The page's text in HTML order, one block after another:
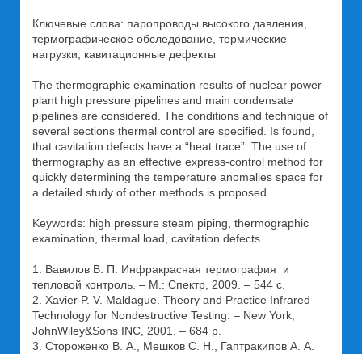
Ключевые слова: паропроводы высокого давления,
термографическое обследование, термические
нагрузки, кавитационные дефекты
The thermographic examination results of nuclear power
plant high pressure pipelines and main condensate
pipelines are considered. The conditions and technique of
several sections thermal control are specified. Is found,
that cavitation defects have a “heat trace”. The use of
thermography as an effective express-control method for
quickly determining the temperature anomalies space for
a detailed study of other methods is proposed.
Keywords: high pressure steam piping, thermographic
examination, thermal load, cavitation defects
1. Вавилов В. П. Инфракрасная термография и
тепловой контроль. – М.: Спектр, 2009. – 544 с.
2. Xavier P. V. Maldague. Theory and Practice Infrared
Technology for Nondestructive Testing. – New York,
JohnWiley&Sons INC, 2001. – 684 p.
3. Стороженко В. А., Мешков С. Н., Гаптракипов А. А.